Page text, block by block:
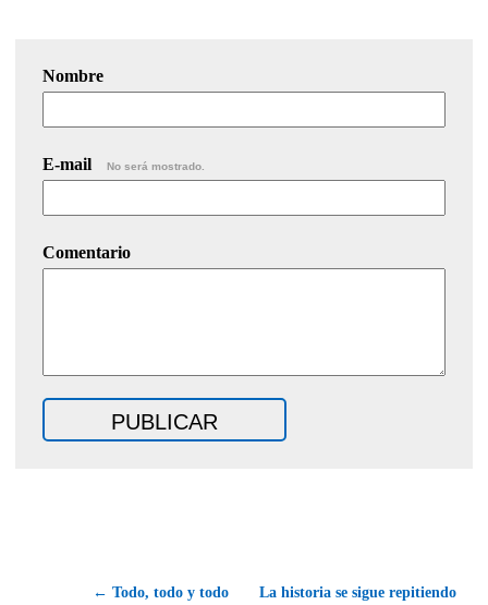
Nombre
E-mail No será mostrado.
Comentario
← Todo, todo y todo La historia se sigue repitiendo